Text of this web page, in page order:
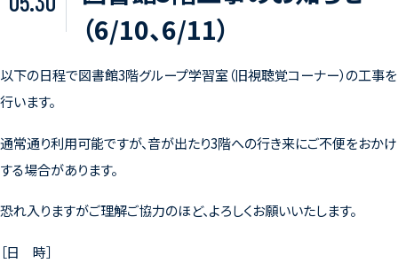
（6/10、6/11）
以下の日程で図書館3階グループ学習室（旧視聴覚コーナー）の工事を
行います。
通常通り利用可能ですが、音が出たり3階への行き来にご不便をおかけ
する場合があります。
恐れ入りますがご理解ご協力のほど、よろしくお願いいたします。
［日 時］